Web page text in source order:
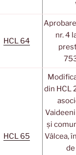
HCL 64
nr. 4
HCL 65
din HCL
și
Vâlcea,